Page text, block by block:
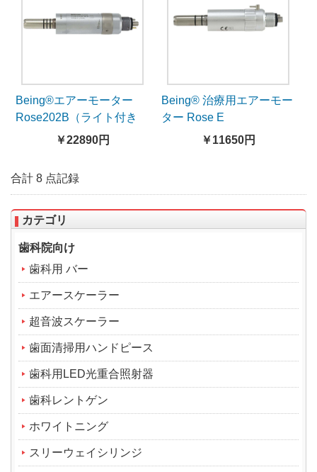
Being®エアーモーター
Rose202B（ライト付き
用、内部注水）
￥22890円
Being® 治療用エアーモー
ター Rose E
￥11650円
合計 8 点記録
カテゴリ
歯科院向け
歯科用 バー
エアースケーラー
超音波スケーラー
歯面清掃用ハンドピース
歯科用LED光重合照射器
歯科レントゲン
ホワイトニング
スリーウェイシリンジ